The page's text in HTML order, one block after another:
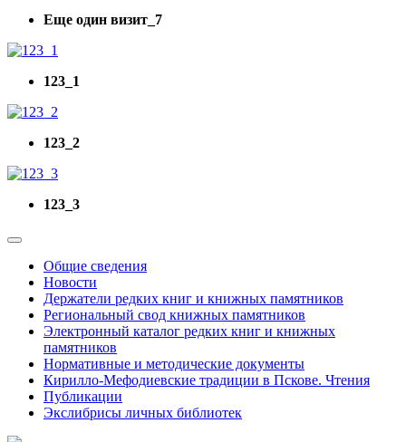
Еще один визит_7
123_1
123_2
123_3
Общие сведения
Новости
Держатели редких книг и книжных памятников
Региональный свод книжных памятников
Электронный каталог редких книг и книжных
памятников
Нормативные и методические документы
Кирилло-Мефодиевские традиции в Пскове. Чтения
Публикации
Экслибрисы личных библиотек